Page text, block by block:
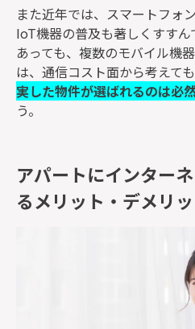
また近年では、スマートフォ
IoT機器の普及も著しくすす
あっても、複数のモバイル機
は、通信コスト面から考えても
実した物件が選ばれるのは必
う。
アパートにインター
るメリット・デメリ